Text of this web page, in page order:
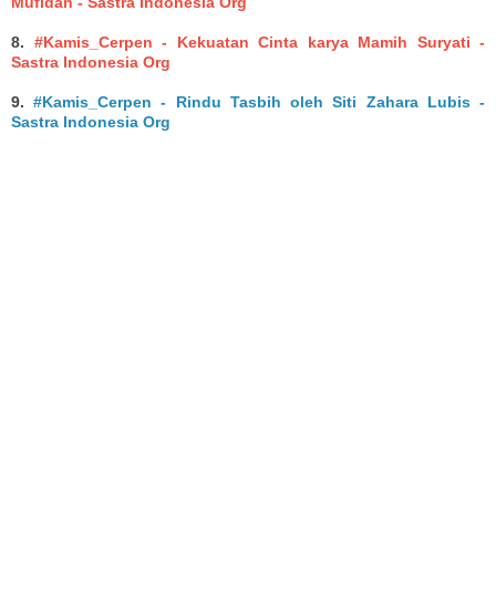
8. #Kamis_Cerpen - Kekuatan Cinta karya Mamih Suryati -
Sastra Indonesia Org
9.#Kamis_Cerpen - Rindu Tasbih oleh Siti Zahara Lubis -
Sastra Indonesia Org